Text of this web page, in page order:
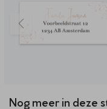
Nog meer in deze